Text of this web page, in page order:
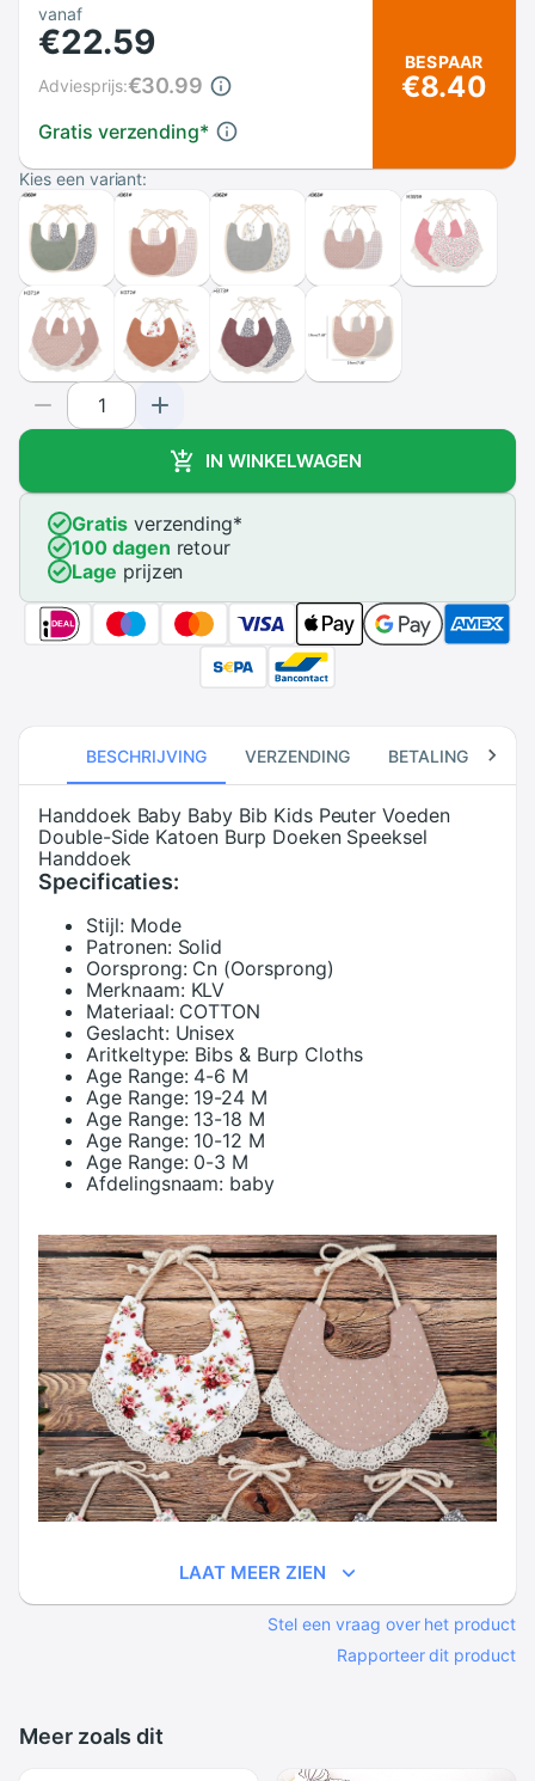
vanaf
€22.59
Gratis verzending*
Adviesprijs:€30.99
BESPAAR
€8.40
Kies een variant:
IN WINKELWAGEN
Gratisverzending*
100 dagen retour
Lage prijzen
BESCHRIJVING VERZENDING BETALING
Handdoek Baby Baby Bib Kids Peuter Voeden
Double-Side Katoen Burp Doeken Speeksel
Handdoek
Specificaties:
Stijl: Mode
Patronen: Solid
Oorsprong: Cn (Oorsprong)
Merknaam: KLV
Materiaal: COTTON
Geslacht: Unisex
Aritkeltype: Bibs & Burp Cloths
Age Range: 4-6 M
Age Range: 19-24 M
Age Range: 13-18 M
Age Range: 10-12 M
Age Range: 0-3 M
Afdelingsnaam: baby
LAAT MEER ZIEN
Stel een vraag over het product
Rapporteer dit product
Meer zoals dit